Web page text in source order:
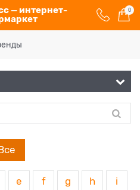
— интернет-
0
e f g h i